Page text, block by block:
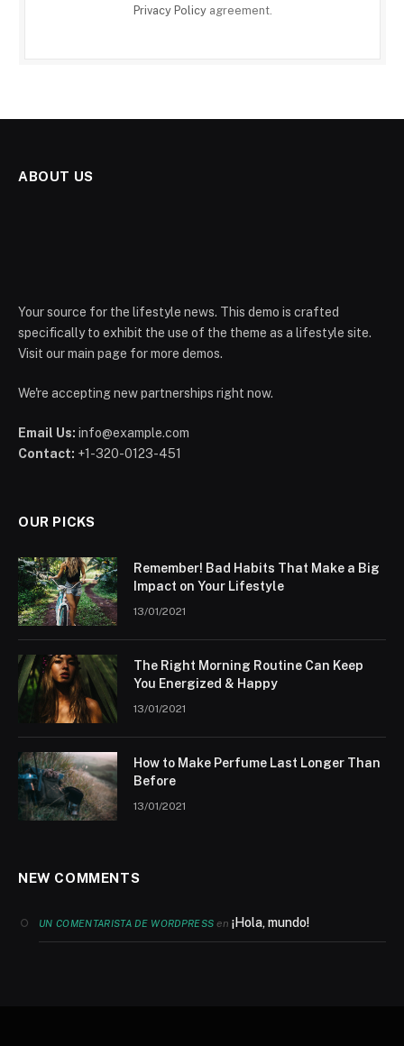
Privacy Policyagreement.
ABOUT US
Your source for the lifestyle news. This demo is crafted
specifically to exhibit the use of the theme as a lifestyle site.
Visit our main page for more demos.
We're accepting new partnerships right now.
Email Us: info@example.com
Contact: +1-320-0123-451
OUR PICKS
Remember! Bad Habits That Make a Big
Impact on Your Lifestyle
13/01/2021
The Right Morning Routine Can Keep
You Energized & Happy
13/01/2021
How to Make Perfume Last Longer Than
Before
13/01/2021
NEW COMMENTS
UN COMENTARISTA DE WORDPRESS en¡Hola, mundo!